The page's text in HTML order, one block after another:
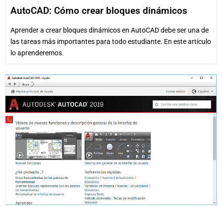
AutoCAD: Cómo crear bloques dinámicos
Aprender a crear bloques dinámicos en AutoCAD debe ser una de
las tareas más importantes para todo estudiante. En este artículo
lo aprenderemos.